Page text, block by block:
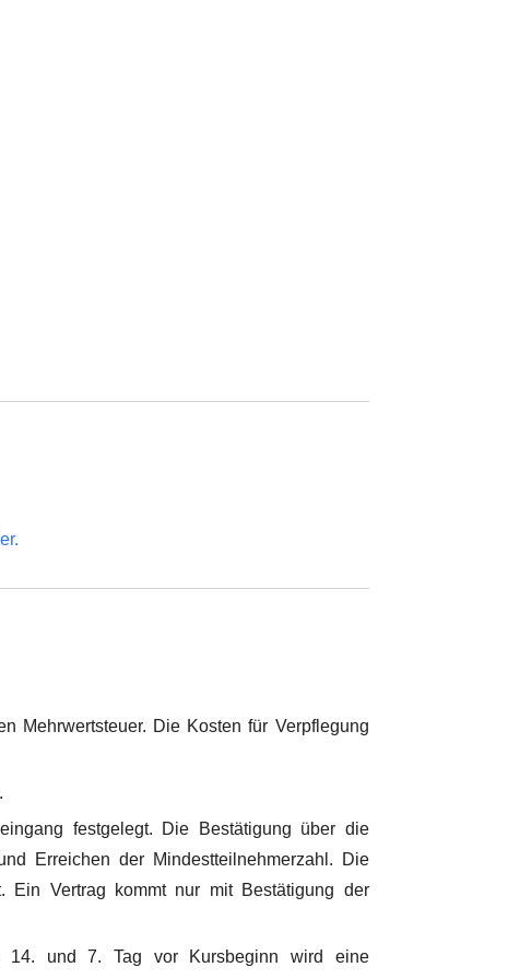
Mehrwertsteuer. Die Kosten für Verpflegung
festgelegt. Die Bestätigung über die
Erreichen der Mindestteilnehmerzahl. Die
Ein Vertrag kommt nur mit Bestätigung der
14. und 7. Tag vor Kursbeginn wird eine